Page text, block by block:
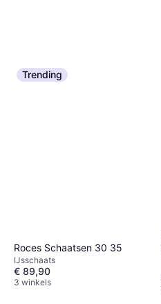
Trending
Roces Schaatsen 30 35
IJsschaats
€ 89,90
3 winkels